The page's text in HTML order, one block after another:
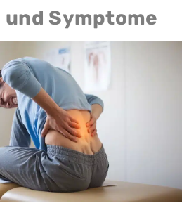
Symptome